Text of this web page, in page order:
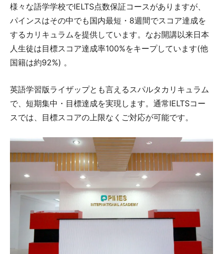
様々な語学学校でIELTS点数保証コースがありますが、
パインスはその中でも国内最短・8週間でスコア達成を
するカリキュラムを提供しています。なお開講以来日本
人生徒は目標スコア達成率100%をキープしています(他
国籍は約92%) 。
英語学習版ライザップとも言えるスパルタカリキュラム
で、短期集中・目標達成を実現します。通常IELTSコー
スでは、目標スコアの上限なくご対応が可能です。